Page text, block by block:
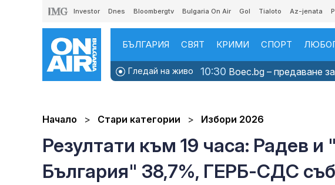
Investor Dnes Bloombergtv Bulgaria On Air Gol Tialoto Az-jenata
БЪЛГАРИЯ СВЯТ КРИМИ СПОРТ
Гледай на живо 10:30 Boec.bg – предаване
Начало Стари категории Избори 2026
Резултати към 19 часа: Радев и
България" 38,7%, ГЕРБ-СДС